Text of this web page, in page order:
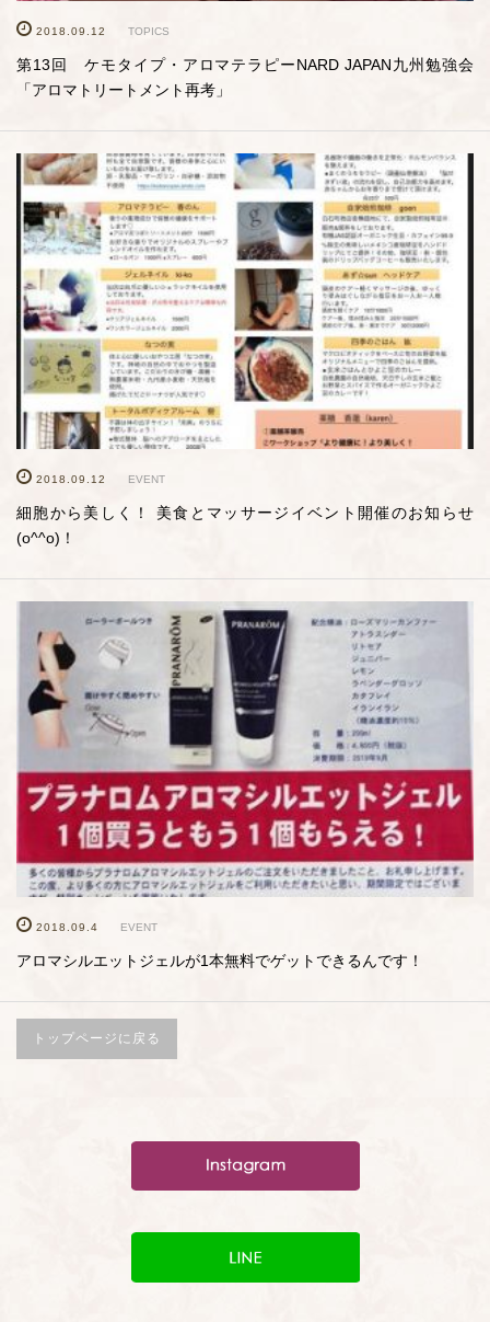
2018.09.12 TOPICS
第13回 ケモタイプ・アロマテラピーNARD JAPAN九州勉強会
「アロマトリートメント再考」
2018.09.12 EVENT
細胞から美しく！ 美食とマッサージイベント開催のお知らせ
(o^^o)！
2018.09.4 EVENT
アロマシルエットジェルが1本無料でゲットできるんです！
トップページに戻る